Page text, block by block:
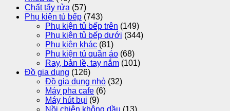
Chất tẩy rửa (57)
Phụ kiện tủ bếp (743)
Phụ kiện tủ bếp trên (149)
Phụ kiện tủ bếp dưới (344)
Phụ kiện khác (81)
Phụ kiện tủ quần áo (68)
Ray, bản lề, tay nắm (101)
Đồ gia dụng (126)
Đồ gia dụng nhỏ (32)
Máy pha cafe (6)
Máy hút bụi (9)